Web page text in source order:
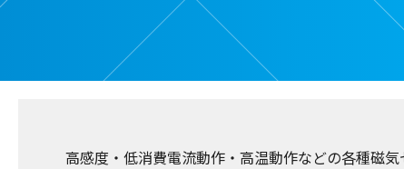
高感度・低消費電流動作・高温動作などの各種磁